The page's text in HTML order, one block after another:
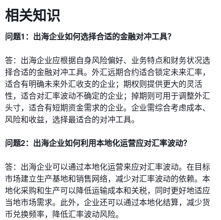
相关知识
问题1：出海企业如何选择合适的金融对冲工具？
答：出海企业应根据自身风险偏好、业务特点和财务状况选
择合适的金融对冲工具。外汇远期合约适合锁定未来汇率，
适合有明确未来外汇收支的企业；期权则提供更大的灵活
性，适合对汇率波动不确定的企业；掉期则可用于调整外汇
头寸，适合有短期资金需求的企业。企业需综合考虑成本、
风险和收益，选择最适合的对冲工具。
问题2：出海企业如何利用本地化运营应对汇率波动？
答：出海企业可以通过本地化运营来应对汇率波动。在目标
市场建立生产基地和销售网络，减少对汇率波动的依赖。本
地化采购和生产可以降低运输成本和关税，同时更好地适应
当地市场需求。此外，企业还可以通过本地化结算，减少货
币兑换频率，降低汇率波动风险。